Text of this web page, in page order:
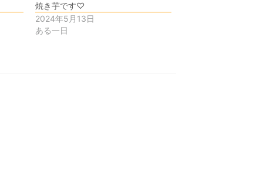
焼き芋です♡
2024年5月13日
ある一日